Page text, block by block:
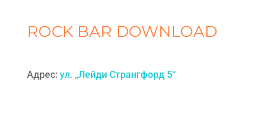
ROCK BAR DOWNLOAD
Адрес: ул. „Лейди Странгфорд 5“